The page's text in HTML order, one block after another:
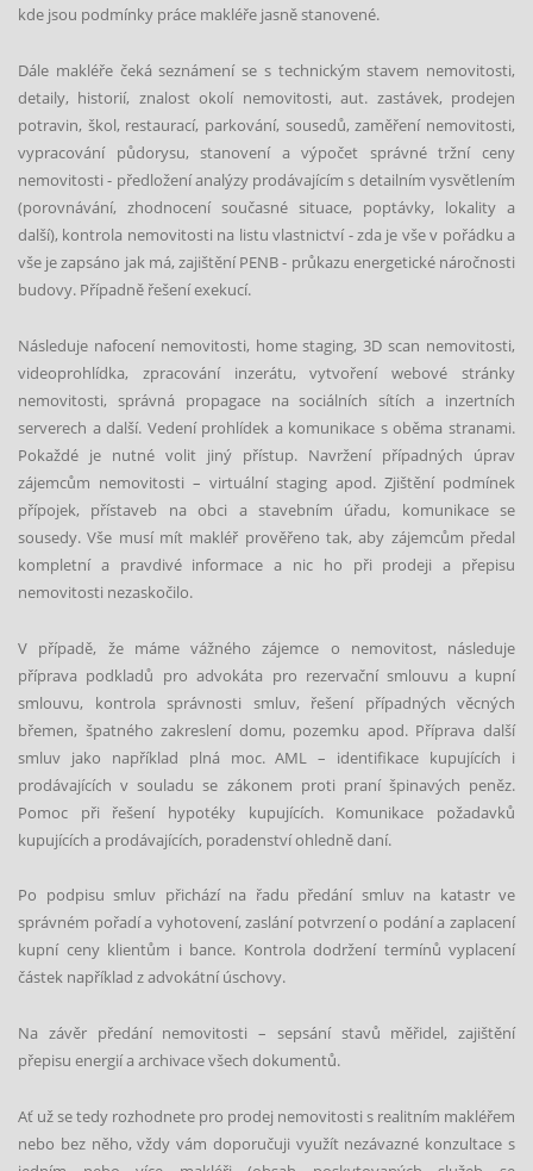
kde jsou podmínky práce makléře jasně stanovené.
Dále makléře čeká seznámení se s technickým stavem nemovitosti,
detaily, historií, znalost okolí nemovitosti, aut. zastávek, prodejen
potravin, škol, restaurací, parkování, sousedů, zaměření nemovitosti,
vypracování půdorysu, stanovení a výpočet správnétržní ceny
nemovitosti - předložení analýzy prodávajícím s detailním vysvětlením
(porovnávání, zhodnocení současné situace, poptávky, lokality a
další), kontrola nemovitosti na listu vlastnictví - zda je vše v pořádku a
vše je zapsáno jak má, zajištění PENB - průkazu energetické náročnosti
budovy. Případně řešení exekucí.
Následuje nafocení nemovitosti, home staging, 3D scan nemovitosti,
videoprohlídka, zpracování inzerátu, vytvoření webovéstránky
nemovitosti, správná propagace na sociálních sítích a inzertních
serverech a další. Vedení prohlídek a komunikace s oběma stranami.
Pokaždé je nutné volit jiný přístup. Navržení případných úprav
zájemcům nemovitosti – virtuální staging apod. Zjištění podmínek
přípojek, přístaveb na obci a stavebním úřadu, komunikace se
sousedy. Vše musí mít makléř prověřeno tak, aby zájemcům předal
kompletní a pravdivé informace a nic ho při prodeji a přepisu
nemovitosti nezaskočilo.
V případě, že máme vážného zájemce o nemovitost, následuje
příprava podkladů pro advokáta pro rezervační smlouvu a kupní
smlouvu, kontrola správnosti smluv, řešení případných věcných
břemen, špatného zakreslení domu, pozemku apod. Příprava další
smluv jako například plná moc. AML – identifikace kupujících i
prodávajících v souladu se zákonem proti praní špinavých peněz.
Pomoc při řešení hypotéky kupujících. Komunikace požadavků
kupujících a prodávajících, poradenství ohledně daní.
Po podpisu smluv přichází na řadu předání smluv na katastr ve
správném pořadí a vyhotovení, zaslání potvrzení o podání a zaplacení
kupní ceny klientům i bance. Kontrola dodržení termínů vyplacení
částek například z advokátní úschovy.
Na závěr předání nemovitosti – sepsání stavů měřidel, zajištění
přepisu energiía archivace všech dokumentů.
Ať už se tedy rozhodnete pro prodej nemovitosti s realitním makléřem
nebo bez něho, vždy vám doporučuji využít nezávazné konzultace s
PŘIHLAŠTE SE K ODBĚRU ČLÁNKŮ
Jednou do měsíce tipy a rady e-mailem zdarma
Souhlasím sezpracováním osobních údajů